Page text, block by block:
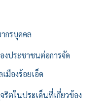
กรบุคคล
งประชาชนต่อการจัด
มืองร้อยเอ็ด
ริตในประเด็นที่เกี่ยวข้อง